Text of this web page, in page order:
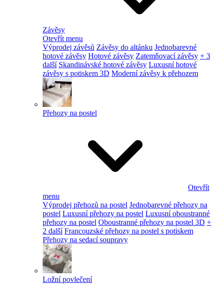
Závěsy
Otevřít menu
Výprodej závěsů Závěsy do altánku Jednobarevné
hotové závěsy Hotové závěsy Zatemňovací závěsy + 3
další Skandinávské hotové závěsy Luxusní hotové
závěsy s potiskem 3D Moderní závěsy k přehozem
Přehozy na postel
Otevřít
menu
Výprodej přehozů na postel Jednobarevné přehozy na
postel Luxusní přehozy na postel Luxusní oboustranné
přehozy na postel Oboustranné přehozy na postel 3D +
2 další Francouzské přehozy na postel s potiskem
Přehozy na sedací soupravy
Ložní povlečení